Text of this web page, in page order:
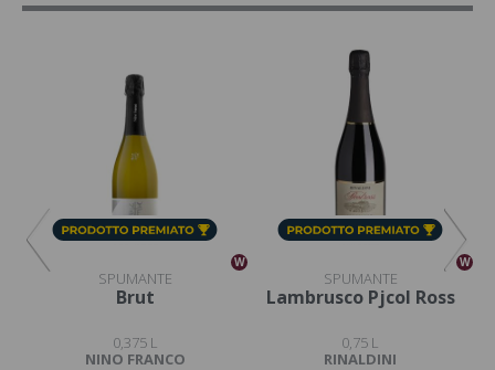
W
SPUMANTE
Brut
0,375 L
NINO FRANCO
W
SPUMANTE
Lambrusco Pjcol Ross
0,75 L
RINALDINI